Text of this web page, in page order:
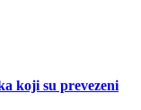
koji su prevezeni